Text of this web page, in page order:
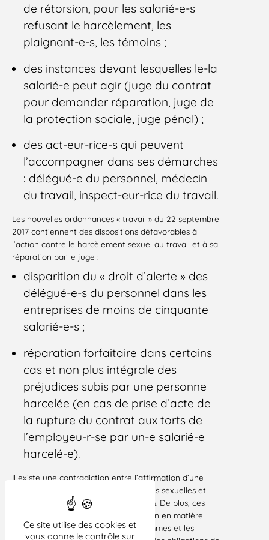
Ce site utilise des cookies et
vous donne le contrôle sur
de rétorsion, pour les salarié-e-s
refusant le harcèlement, les
plaignant-e-s, les témoins ;
des instances devant lesquelles le-la
salarié-e peut agir (juge du contrat
pour demander réparation, juge de
la protection sociale, juge pénal) ;
des act-eur-rice-s qui peuvent
l’accompagner dans ses démarches
: délégué-e du personnel, médecin
du travail, inspect-eur-rice du travail.
Les nouvelles ordonnances « travail » du 22 septembre
2017 contiennent des dispositions défavorables à
l’action contre le harcèlement sexuel au travail et à sa
réparation par le juge :
disparition du « droit d’alerte » des
délégué-e-s du personnel dans les
entreprises de moins de cinquante
salarié-e-s ;
réparation forfaitaire dans certains
cas et non plus intégrale des
préjudices subis par une personne
harcelée (en cas de prise d’acte de
la rupture du contrat aux torts de
l’employeu-r-se par un-e salarié-e
harcelé-e).
Il existe une contradiction entre l’affirmation d’une
politique de « lutte contre les violences sexuelles et
sexistes » et ces nouvelles dispositions. De plus, ces
ordonnances marquent une régression en matière
d’égalité professionnelle entre les femmes et les